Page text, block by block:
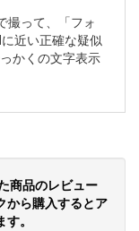
撮って、「フォ
近い正確な疑似
かくの文字表示
商品のレビュー
から購入するとア
。